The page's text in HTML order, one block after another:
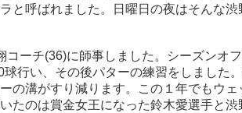
と呼ばれました。日曜日の夜はそんな
ーチ(36)に師事しました。シーズンオ
行い、その後パターの練習をしました
の溝がすり減ります。この１年でもウ
たのは賞金女王になった鈴木愛選手と渋